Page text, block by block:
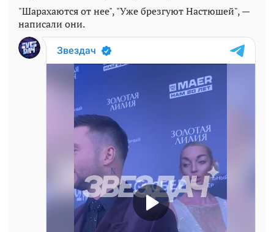
"Шарахаются от нее", "Уже брезгуют Настюшей", —
написали они.